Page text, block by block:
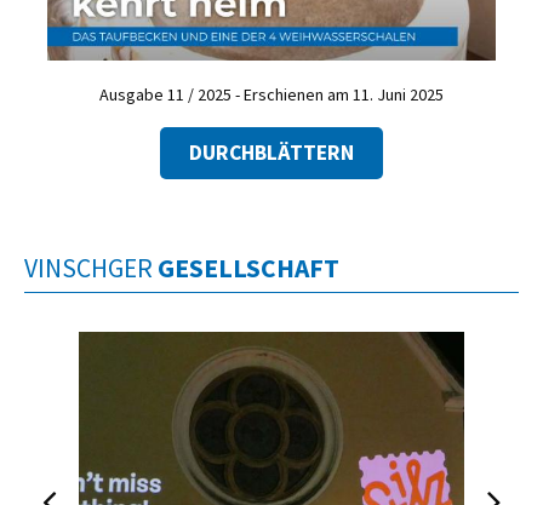
Ausgabe 11 / 2025 - Erschienen am 11. Juni 2025
DURCHBLÄTTERN
VINSCHGER GESELLSCHAFT